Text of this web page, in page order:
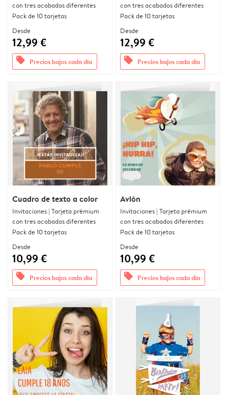
con tres acabados diferentes
Pack de 10 tarjetas
Desde
12,99 €
offers Precios bajos cada día
con tres acabados diferentes
Pack de 10 tarjetas
Desde
12,99 €
offers Precios bajos cada día
Cuadro de texto a color
Invitaciones | Tarjeta prémium
con tres acabados diferentes
Pack de 10 tarjetas
Desde
10,99 €
offers Precios bajos cada día
Avión
Invitaciones | Tarjeta prémium
con tres acabados diferentes
Pack de 10 tarjetas
Desde
10,99 €
offers Precios bajos cada día